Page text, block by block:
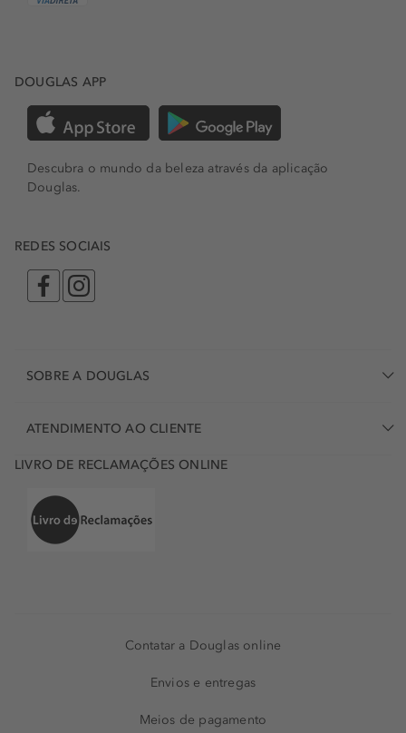
DOUGLAS APP
Descubra o mundo da beleza através da aplicação
Douglas.
REDES SOCIAIS
SOBRE A DOUGLAS
ATENDIMENTO AO CLIENTE
LIVRO DE RECLAMAÇÕES ONLINE
Contatar a Douglas online
Envios e entregas
Meios de pagamento